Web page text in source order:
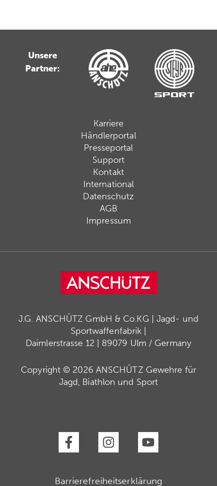
Unsere
Partner:
Karriere
Händlerportal
Presseportal
Support
Kontakt
International
Datenschutz
AGB
Impressum
J.G. ANSCHÜTZ GmbH & Co.KG | Jagd- und
Sportwaffenfabrik |
Daimlerstrasse 12 | 89079 Ulm / Germany
Copyright © 2026 ANSCHÜTZ Gewehre für
Jagd, Biathlon und Sport
Barrierefreiheitserklärung